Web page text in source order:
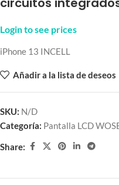
Login to see prices
iPhone 13 INCELL
Añadir a la lista de deseos
SKU: N/D
Categoría: Pantalla LCD
Share: